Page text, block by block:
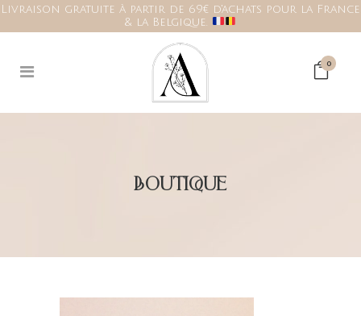
Livraison gratuite à partir de 69€ d'achats pour la France
& la Belgique.
0
BOUTIQUE